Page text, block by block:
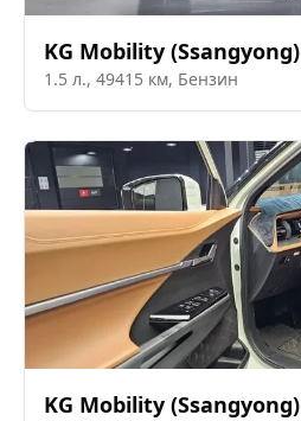
KG Mobility (Ssangyong)
1.5 л., 49415 км, Бензин
KG Mobility (Ssangyong)